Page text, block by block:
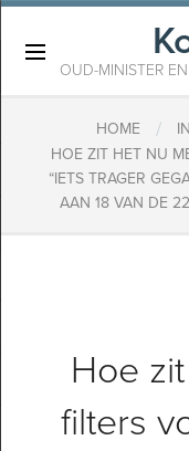
OUD-MINISTER
HOME /
HOE ZIT HET NU
“IETS TRAGER
AAN 18 VAN DE
Hoe
filters